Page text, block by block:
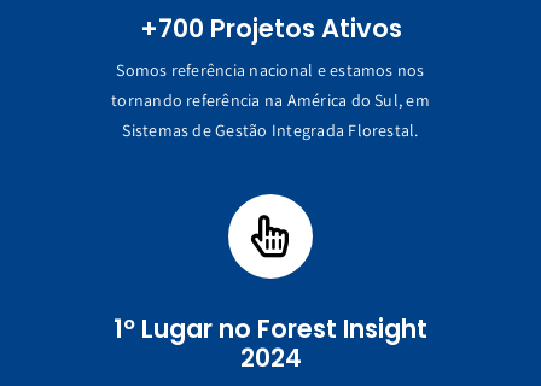
+700 Projetos Ativos
Somos referência nacional e estamos nos
tornando referência na América do Sul, em
Sistemas de Gestão Integrada Florestal.
1º Lugar no Forest Insight
2024